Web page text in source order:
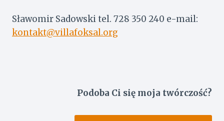
Sławomir Sadowski tel. 728 350 240 e-mail:
kontakt@villafoksal.org
Podoba Ci się moja twórczość?